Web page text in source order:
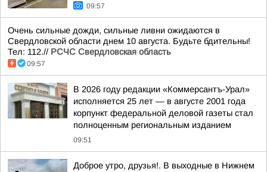
09:57
Очень сильные дожди, сильные ливни ожидаются в
Свердловской области днем 10 августа. Будьте бдительны!
Тел: 112.// РСЧС Свердловская область
09:57
В 2026 году редакции «Коммерсантъ-Урал»
исполняется 25 лет — в августе 2001 года
корпункт федеральной деловой газеты стал
полноценным региональным изданием
09:51
Доброе утро, друзья!. В выходные в Нижнем